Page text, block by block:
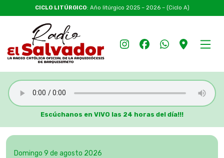
CICLO LITÚRGICO: Año litúrgico 2025 – 2026 – (Ciclo A)
Escúchanos en VIVO las 24 horas del día!!!
Domingo 9 de agosto 2026